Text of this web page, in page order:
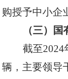
购授予中小企
（三）
截至2024
辆，主要领导